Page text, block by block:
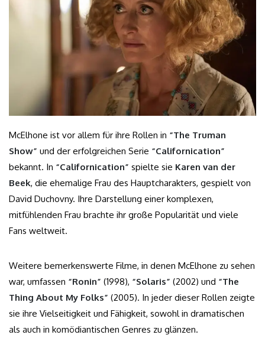
McElhone ist vor allem für ihre Rollen in “The Truman
Show” und der erfolgreichen Serie “Californication”
bekannt. In “Californication” spielte sie Karen van der
Beek, die ehemalige Frau des Hauptcharakters, gespielt von
David Duchovny. Ihre Darstellung einer komplexen,
mitfühlenden Frau brachte ihr große Popularität und viele
Fans weltweit.
Weitere bemerkenswerte Filme, in denen McElhone zu sehen
war, umfassen “Ronin” (1998), “Solaris” (2002) und “The
Thing About My Folks” (2005). In jeder dieser Rollen zeigte
sie ihre Vielseitigkeit und Fähigkeit, sowohl in dramatischen
als auch in komödiantischen Genres zu glänzen.